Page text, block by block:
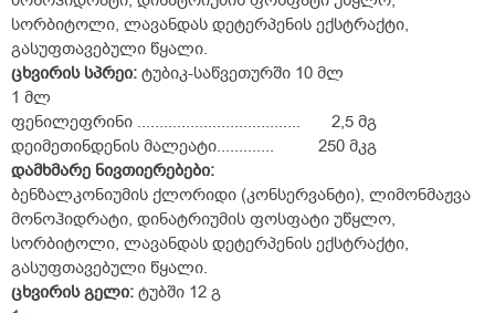
სორბიტოლი, ლავანდას დეტერპენის ექსტრაქტი,
გასუფთავებული წყალი.
ცხვირის სპრეი: ტუბიკ-საწვეთურში 10 მლ
1 მლ
ფენილეფრინი ..................................... 2,5 მგ
დეიმეთინდენის მალეატი............. 250 მკგ
დამხმარე ნივთიერებები:
ბენზალკონიუმის ქლორიდი (კონსერვანტი), ლიმონმაჟვა
მონოჰიდრატი, დინატრიუმის ფოსფატი უწყლო,
სორბიტოლი, ლავანდას დეტერპენის ექსტრაქტი,
გასუფთავებული წყალი.
ცხვირისგელი: ტუბში 12 გ